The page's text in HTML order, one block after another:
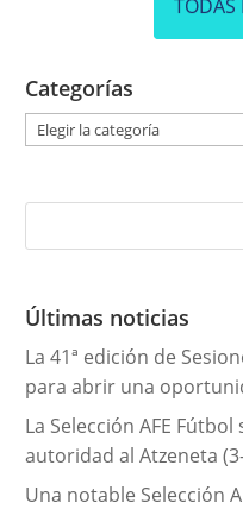
TODAS
Categorías
g
r
a
s
Últimas noticias
La 41ª edición de
para abrir una
La Selección AFE
autoridad al Atzeneta
Una notable Selección